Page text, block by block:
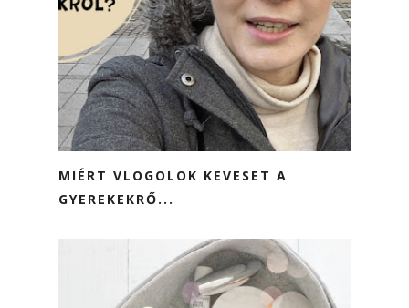
MIÉRT VLOGOLOK KEVESET A
GYEREKEKRŐ...